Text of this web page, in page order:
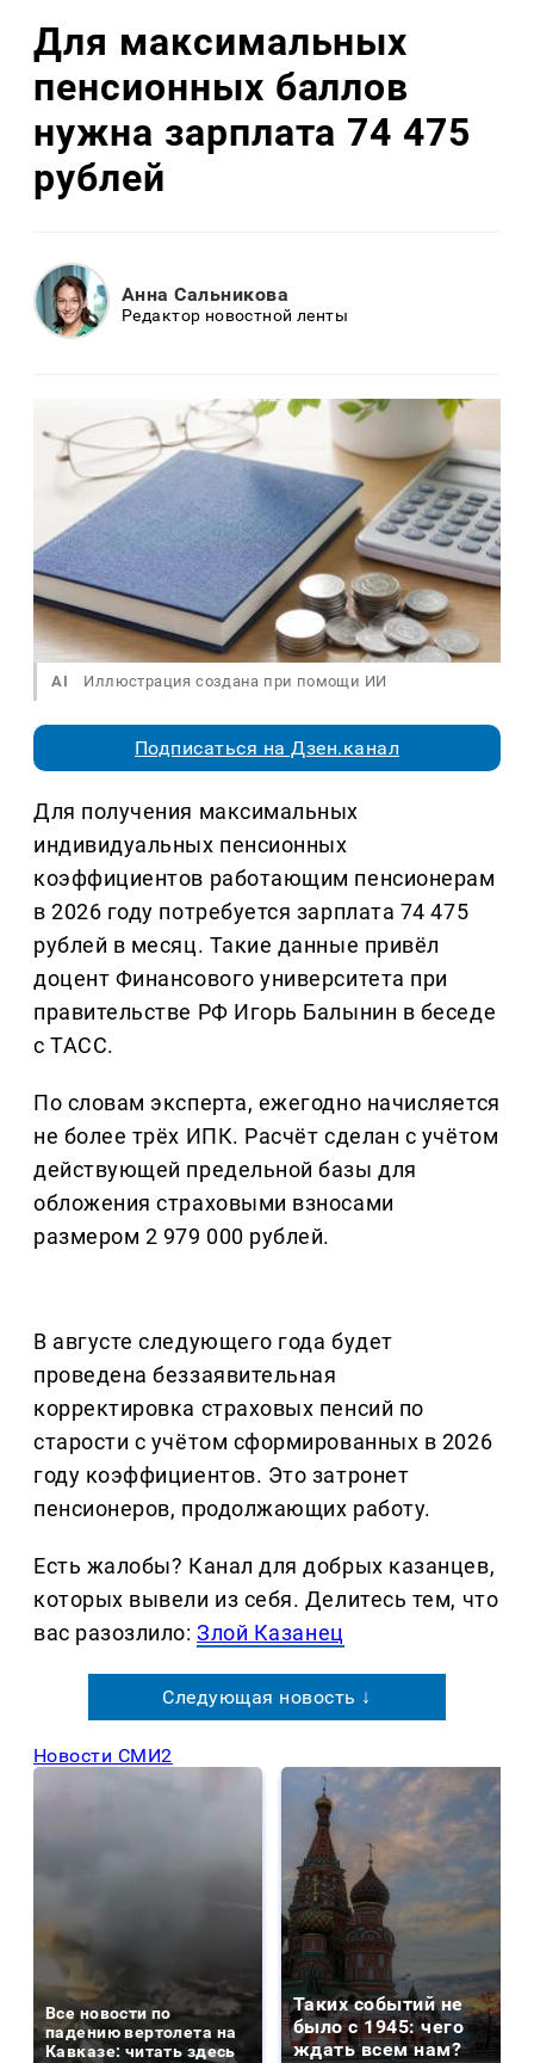
Для максимальных
пенсионных баллов
нужна зарплата 74 475
рублей
Анна Сальникова
Редактор новостной ленты
AI Иллюстрация создана при помощи ИИ
Подписаться на Дзен.канал
Для получения максимальных
индивидуальных пенсионных
коэффициентов работающим пенсионерам
в 2026 году потребуется зарплата 74 475
рублей в месяц. Такие данные привёл
доцент Финансового университета при
правительстве РФ Игорь Балынин в беседе
с ТАСС.
По словам эксперта, ежегодно начисляется
не более трёх ИПК. Расчёт сделан с учётом
действующей предельной базы для
обложения страховыми взносами
размером 2 979 000 рублей.
В августе следующего года будет
проведена беззаявительная
корректировка страховых пенсий по
старости с учётом сформированных в 2026
году коэффициентов. Это затронет
пенсионеров, продолжающих работу.
Есть жалобы? Канал для добрых казанцев,
которых вывели из себя. Делитеcь тем, что
вас разозлило:Злой Казанец
Следующая новость ↓
Новости СМИ2
Все новости по
падению вертолета на
Кавказе: читать здесь
Таких событий не
было с 1945: чего
ждать всем нам?